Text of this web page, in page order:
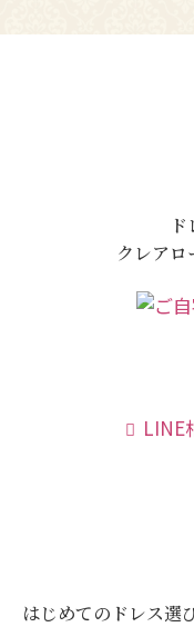
クレアロ
LINE
はじめてのドレス選